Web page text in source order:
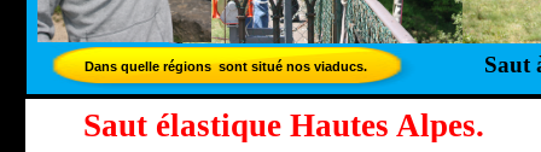
Saut
Dans quelle régions sont situé nos viaducs.
Saut élastique Hautes Alpes.